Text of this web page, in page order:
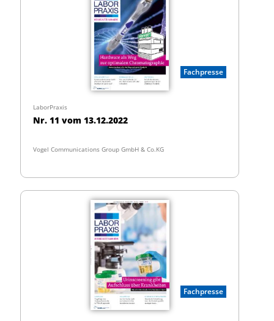
Fachpresse
LaborPraxis
Nr. 11 vom 13.12.2022
Vogel Communications Group GmbH & Co.KG
Fachpresse